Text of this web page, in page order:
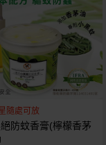
隨處可放
防蚊香膏(檸檬香茅